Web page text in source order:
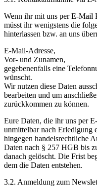
Wenn ihr mit uns per E-Mail
müsst ihr wenigstens die
hinterlassen bzw. an uns
E-Mail-Adresse,
Vor- und Zunamen,
gegebenenfalls eine
wünscht.
Wir nutzen diese Daten
bearbeiten und um
zurückkommen zu können.
Eure Daten, die ihr uns per
unmittelbar nach Erledigung
hingegen handelsrechtliche
Daten nach § 257 HGB bis
danach gelöscht. Die Frist
dem die Daten entstehen.
3.2. Anmeldung zum